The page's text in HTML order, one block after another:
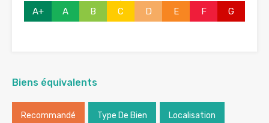
A+ A B C D E F G
Biens équivalents
Recommandé Type De Bien Localisation